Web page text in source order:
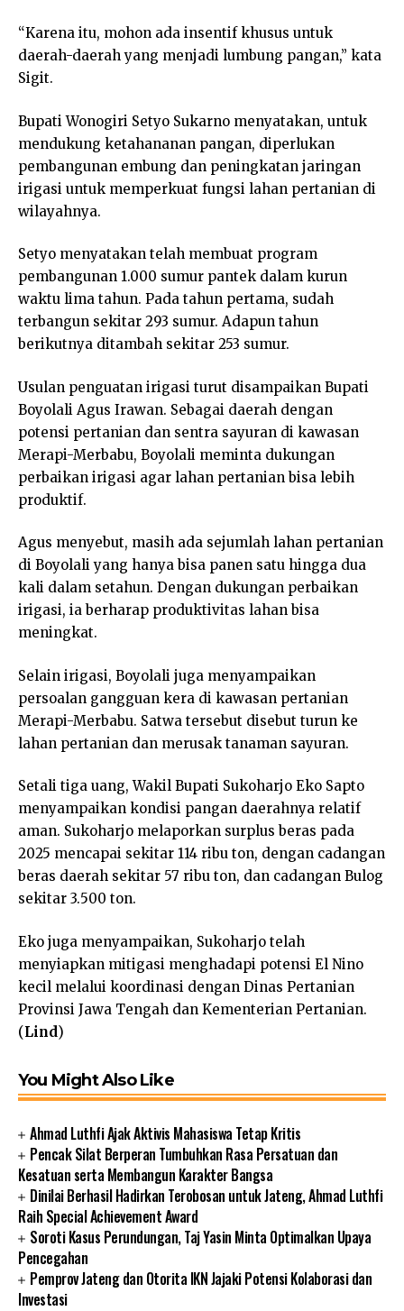
“Karena itu, mohon ada insentif khusus untuk
daerah-daerah yang menjadi lumbung pangan,” kata
Sigit.
Bupati Wonogiri Setyo Sukarno menyatakan, untuk
mendukung ketahananan pangan, diperlukan
pembangunan embung dan peningkatan jaringan
irigasi untuk memperkuat fungsi lahan pertanian di
wilayahnya.
Setyo menyatakan telah membuat program
pembangunan 1.000 sumur pantek dalam kurun
waktu lima tahun. Pada tahun pertama, sudah
terbangun sekitar 293 sumur. Adapun tahun
berikutnya ditambah sekitar 253 sumur.
Usulan penguatan irigasi turut disampaikan Bupati
Boyolali Agus Irawan. Sebagai daerah dengan
potensi pertanian dan sentra sayuran di kawasan
Merapi-Merbabu, Boyolali meminta dukungan
perbaikan irigasi agar lahan pertanian bisa lebih
produktif.
Agus menyebut, masih ada sejumlah lahan pertanian
di Boyolali yang hanya bisa panen satu hingga dua
kali dalam setahun. Dengan dukungan perbaikan
irigasi, ia berharap produktivitas lahan bisa
meningkat.
Selain irigasi, Boyolali juga menyampaikan
persoalan gangguan kera di kawasan pertanian
Merapi-Merbabu. Satwa tersebut disebut turun ke
lahan pertanian dan merusak tanaman sayuran.
Setali tiga uang, Wakil Bupati Sukoharjo Eko Sapto
menyampaikan kondisi pangan daerahnya relatif
aman. Sukoharjo melaporkan surplus beras pada
2025 mencapai sekitar 114 ribu ton, dengan cadangan
beras daerah sekitar 57 ribu ton, dan cadangan Bulog
sekitar 3.500 ton.
Eko juga menyampaikan, Sukoharjo telah
menyiapkan mitigasi menghadapi potensi El Nino
kecil melalui koordinasi dengan Dinas Pertanian
Provinsi Jawa Tengah dan Kementerian Pertanian.
(Lind)
You Might Also Like
Ahmad Luthfi Ajak Aktivis Mahasiswa Tetap Kritis
Pencak Silat Berperan Tumbuhkan Rasa Persatuan dan
Kesatuan serta Membangun Karakter Bangsa
Dinilai Berhasil Hadirkan Terobosan untuk Jateng, Ahmad Luthfi
Raih Special Achievement Award
Soroti Kasus Perundungan, Taj Yasin Minta Optimalkan Upaya
Pencegahan
Pemprov Jateng dan Otorita IKN Jajaki Potensi Kolaborasi dan
Investasi